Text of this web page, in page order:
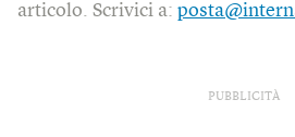
articolo. Scrivici a:
PUBBLICITÀ